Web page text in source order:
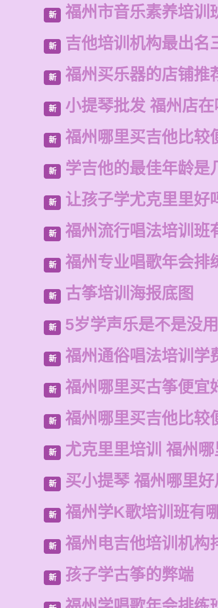
新 福州市音乐素养培训
新 吉他培训机构最出名
新 福州买乐器的店铺推
新 小提琴批发 福州店
新 福州哪里买吉他比较
新 学吉他的最佳年龄是
新 让孩子学尤克里里好
新 福州流行唱法培训班
新 福州专业唱歌年会排
新 古筝培训海报底图
新 5岁学声乐是不是没用
新 福州通俗唱法培训学
新 福州哪里买古筝便宜
新 福州哪里买吉他比较
新 尤克里里培训 福州
新 买小提琴 福州哪里
新 福州学K歌培训班有
新 福州电吉他培训机构
新 孩子学古筝的弊端